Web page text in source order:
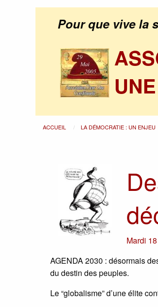
Pour que vive la
ACCUEIL LA DÉMOCRATIE : UN ENJEU
Mardi
AGENDA 2030 : désormais
du destin des peuples.
Le “globalisme” d’une élite